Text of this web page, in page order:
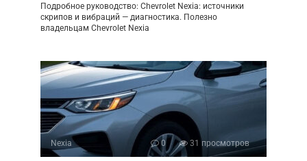
Подробное руководство: Chevrolet Nexia: источники
скрипов и вибраций — диагностика. Полезно
владельцам Chevrolet Nexia
Nexia 0 31 просмотров